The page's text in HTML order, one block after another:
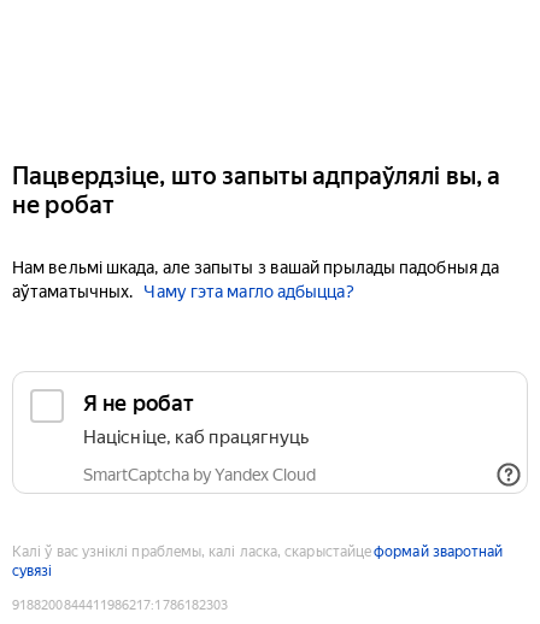
Пацвердзіце, што запыты адпраўлялі вы, а
не робат
Нам вельмі шкада, але запыты з вашай прылады падобныя да
аўтаматычных.
Чаму гэта магло адбыцца?
Я не робат
Націсніце, каб працягнуць
SmartCaptcha by Yandex Cloud
Калі ў вас узніклі праблемы, калі ласка, скарыстайцеформай зваротнай
сувязі
9188200844411986217:1786182303